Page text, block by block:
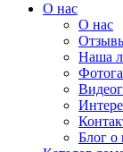
О нас
О нас
Наша
Блог о